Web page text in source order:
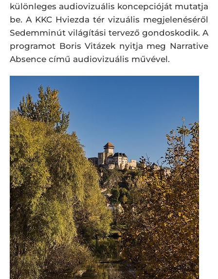
különleges audiovizuális koncepcióját mutatja
be. A KKC Hviezda tér vizuális megjelenéséről
Sedemminút világítási tervező gondoskodik. A
programot Boris Vitázek nyitja meg Narrative
Absence című audiovizuális művével.